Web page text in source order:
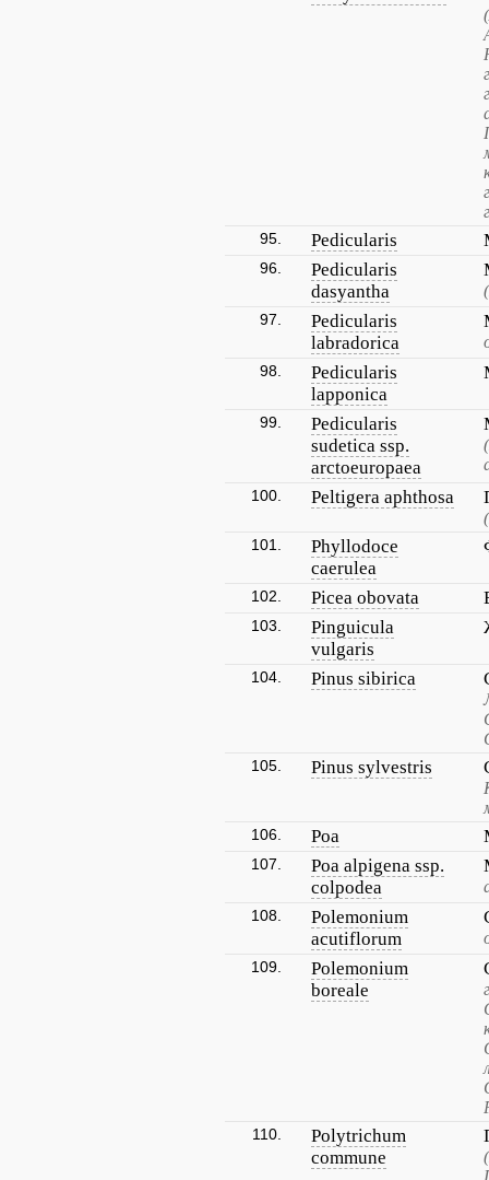
95. Pedicularis
96.
Pedicularis
dasyantha
97.
Pedicularis
labradorica
98.
Pedicularis
lapponica
99.
Pedicularis
sudetica ssp.
arctoeuropaea
100. Peltigera aphthosa
101.
Phyllodoce
caerulea
102. Picea obovata
103.
Pinguicula
vulgaris
104. Pinus sibirica
105. Pinus sylvestris
106. Poa
107.
Poa alpigena ssp.
colpodea
108.
Polemonium
acutiflorum
109.
Polemonium
boreale
110.
Polytrichum
commune